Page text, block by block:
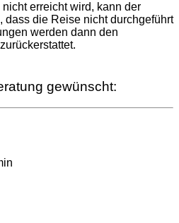
erreicht wird, kann der
dass die Reise nicht durchgeführt
werden dann den
gewünscht: